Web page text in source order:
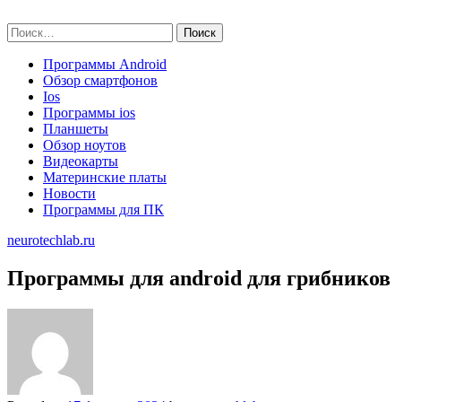
to
content
Найти:
Программы Android
Обзор смартфонов
Ios
Программы ios
Планшеты
Обзор ноутов
Видеокарты
Материнские платы
Новости
Программы для ПК
neurotechlab.ru
Программы для android для грибников